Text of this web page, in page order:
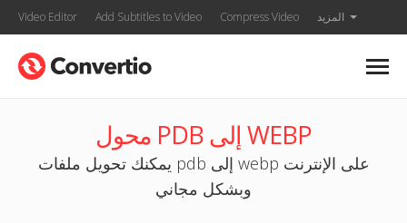
Video Editor Add Subtitles to Video Compress Video المزيد
محول PDB إلى WEBP
يمكنك تحويل ملفات pdb إلى webp على الإنترنت
وبشكل مجاني